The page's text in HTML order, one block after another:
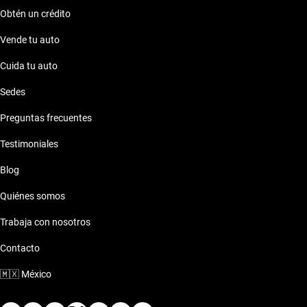
Obtén un crédito
Vende tu auto
Cuida tu auto
Sedes
Preguntas frecuentes
Testimoniales
Blog
Quiénes somos
Trabaja con nosotros
Contacto
🇲🇽 México